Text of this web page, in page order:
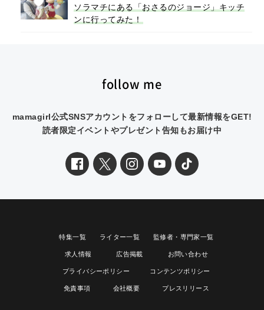
ソラマチにある「おさるのジョージ」キッチ
ンに行ってみた！
follow me
mamagirl公式SNSアカウントをフォローして最新情報をGET!
読者限定イベントやプレゼント告知もお届け中
特集一覧 ライター一覧 監修者・専門家一覧
求人情報 広告掲載 お問い合わせ
プライバシーポリシー コンテンツポリシー
免責事項 会社概要 プレスリリース